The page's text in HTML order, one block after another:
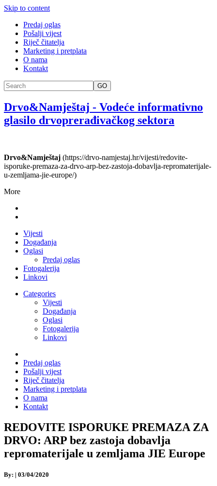
Skip to content
Predaj oglas
Pošalji vijest
Riječ čitatelja
Marketing i pretplata
O nama
Kontakt
GO
Drvo&Namještaj - Vodeće informativno
glasilo drvoprerađivačkog sektora
Drvo&Namještaj (https://drvo-namjestaj.hr/vijesti/redovite-
isporuke-premaza-za-drvo-arp-bez-zastoja-dobavlja-repromaterijale-
u-zemljama-jie-europe/)
More
Vijesti
Događanja
Oglasi
Predaj oglas
Fotogalerija
Linkovi
Categories
Vijesti
Događanja
Oglasi
Fotogalerija
Linkovi
Predaj oglas
Pošalji vijest
Riječ čitatelja
Marketing i pretplata
O nama
Kontakt
REDOVITE ISPORUKE PREMAZA ZA
DRVO: ARP bez zastoja dobavlja
repromaterijale u zemljama JIE Europe
By: | 03/04/2020